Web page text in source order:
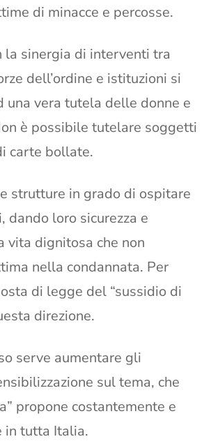
di minacce e percosse.
la sinergia di interventi tra
dell’ordine e istituzioni si
una vera tutela delle donne e
è possibile tutelare soggetti
carte bollate.
strutture in grado di ospitare
loro sicurezza e
vita dignitosa che non
nella condannata. Per
di legge del “sussidio di
direzione.
serve aumentare gli
sul tema, che
propone costantemente e
in tutta Italia.